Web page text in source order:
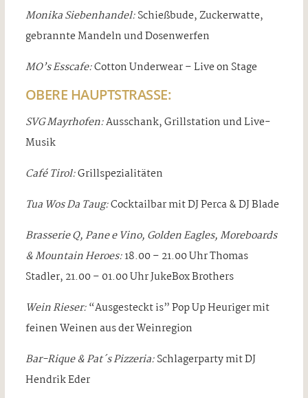
Monika Siebenhandel:Schießbude, Zuckerwatte,
gebrannte Mandeln und Dosenwerfen
MO’s Esscafe:Cotton Underwear – Live on Stage
OBERE HAUPTSTRASSE:
SVG Mayrhofen:Ausschank, Grillstation und Live-
Musik
Café Tirol:Grillspezialitäten
Tua Wos Da Taug:Cocktailbar mit DJ Perca & DJ Blade
Brasserie Q, Pane e Vino, Golden Eagles, Moreboards
& Mountain Heroes:18.00 – 21.00 Uhr Thomas
Stadler, 21.00 – 01.00 Uhr JukeBox Brothers
Wein Rieser:“Ausgesteckt is” Pop Up Heuriger mit
feinen Weinen aus der Weinregion
Bar-Rique & Pat´s Pizzeria:Schlagerparty mit DJ
Hendrik Eder